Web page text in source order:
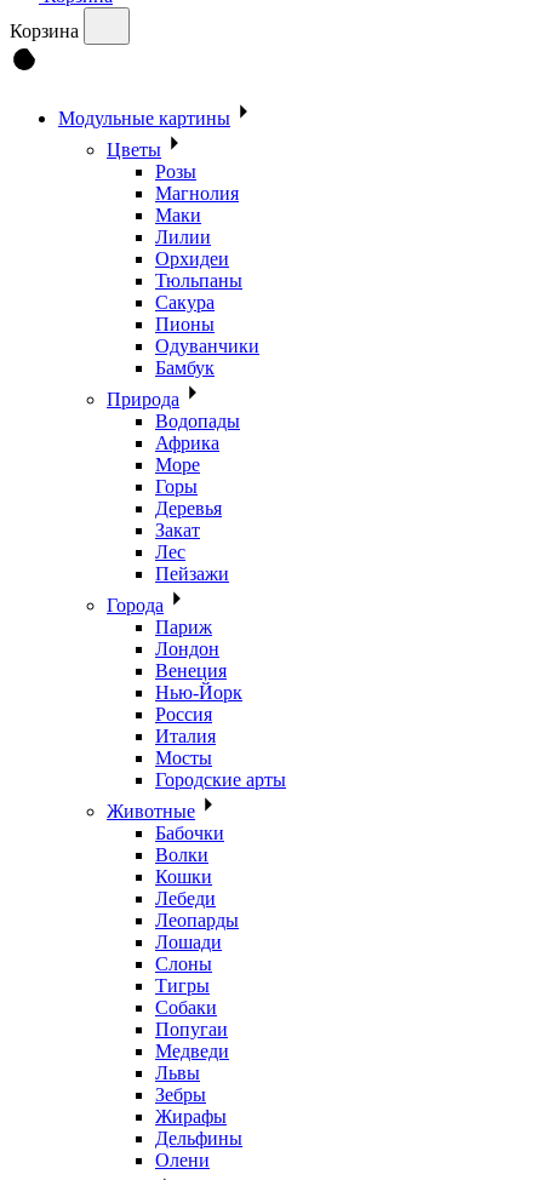
Корзина
Модульные картины
Цветы
Розы
Магнолия
Маки
Лилии
Орхидеи
Тюльпаны
Сакура
Пионы
Одуванчики
Бамбук
Природа
Водопады
Африка
Море
Горы
Деревья
Закат
Лес
Пейзажи
Города
Париж
Лондон
Венеция
Нью-Йорк
Россия
Италия
Мосты
Городские арты
Животные
Бабочки
Волки
Кошки
Лебеди
Леопарды
Лошади
Слоны
Тигры
Собаки
Попугаи
Медведи
Львы
Зебры
Жирафы
Дельфины
Олени